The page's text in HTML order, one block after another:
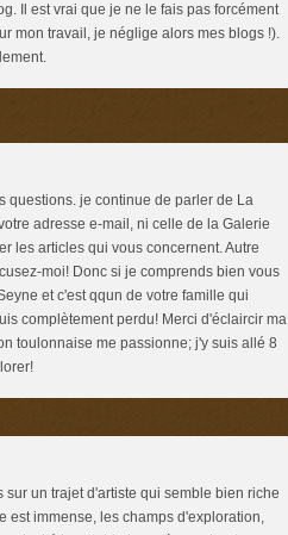
Il est vrai que je ne le fais pas forcément
mon travail, je néglige alors mes blogs !).
questions. je continue de parler de La
adresse e-mail, ni celle de la Galerie
les articles qui vous concernent. Autre
moi! Donc si je comprends bien vous
et c'est qqun de votre famille qui
complètement perdu! Merci d'éclaircir ma
toulonnaise me passionne; j'y suis allé 8
un trajet d'artiste qui semble bien riche
est immense, les champs d'exploration,